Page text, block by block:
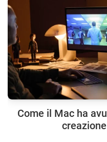
Come il Mac ha